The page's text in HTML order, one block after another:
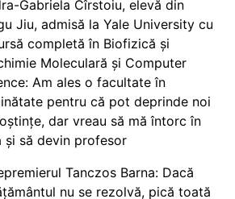
Gabriela Cîrstoiu, elevă din
Jiu, admisă la Yale University cu
completă în Biofizică și
Moleculară și Computer
Am ales o facultate în
pentru că pot deprinde noi
dar vreau să mă întorc în
și să devin profesor
Tanczos Barna: Dacă
nu se rezolvă, pică toată